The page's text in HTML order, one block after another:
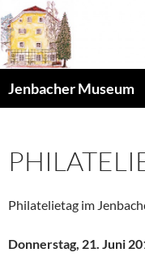
Skip
to
content
Jenbacher Museum
Philatelietag im
Donnerstag, 21. Juni